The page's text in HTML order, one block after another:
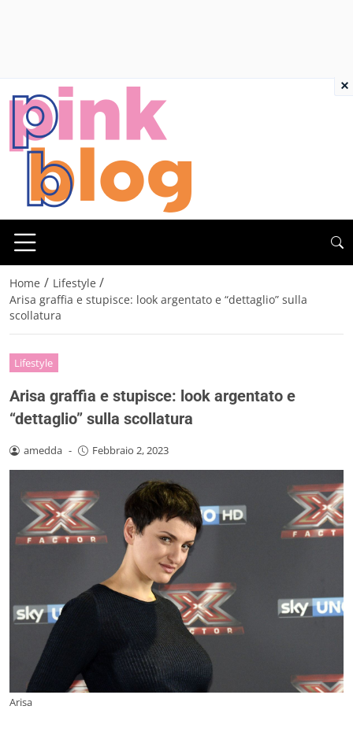
Home / Lifestyle /
Arisa graffia e stupisce: look argentato e “dettaglio” sulla
scollatura
Lifestyle
Arisa graffia e stupisce: look argentato e
“dettaglio” sulla scollatura
amedda - Febbraio 2, 2023
Arisa
×